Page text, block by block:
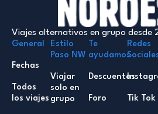
Viajes alternativos en grupo desde
General
Fechas
Todos
los viajes
Estilo
Paso NW
Viajar
solo en
grupo
Te
ayudamos
Descuentos
Foro
Redes
Tik Tok